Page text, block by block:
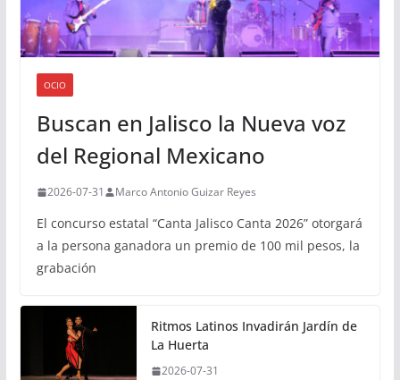
OCIO
Buscan en Jalisco la Nueva voz
del Regional Mexicano
2026-07-31 Marco Antonio Guizar Reyes
El concurso estatal “Canta Jalisco Canta 2026” otorgará
a la persona ganadora un premio de 100 mil pesos, la
grabación
Ritmos Latinos Invadirán Jardín de
La Huerta
2026-07-31